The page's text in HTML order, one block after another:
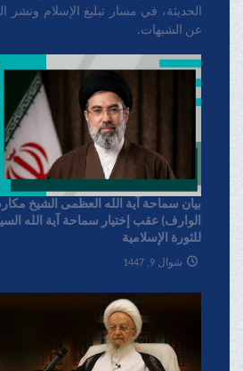
الحديثة، في مسار تبليغ الإسلام ونشر
عن الشبهات.
بیان سماحة آیة الله العظمی الشیخ
الوارف) عقب إختیار سماحة آیة الله
للثورة الإسلامیة
شوال 9, 1447